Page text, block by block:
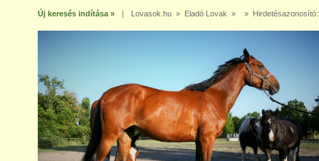
Új keresés indítása » | Lovasok.hu» Eladó Lovak » »